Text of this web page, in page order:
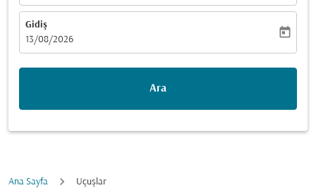
Gidiş
fc-booking-departure-date-aria-label
13/08/2026
today
Ara
Ana Sayfa Uçuşlar